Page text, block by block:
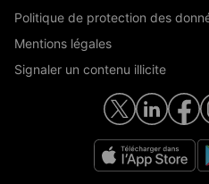
Politique de protection des
Mentions légales
Signaler un contenu illicite